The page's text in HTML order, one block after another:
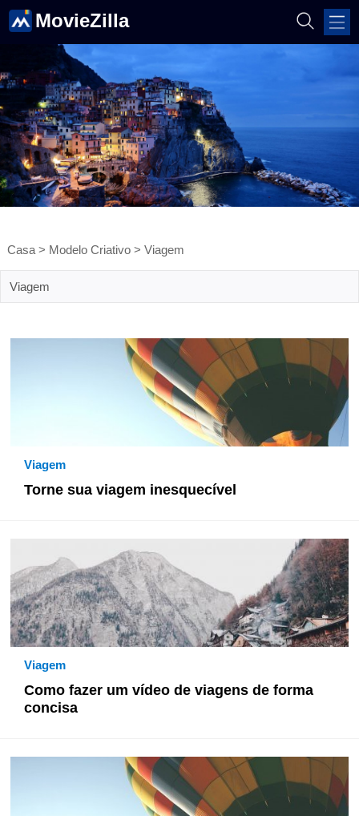
MovieZilla
Casa> Modelo Criativo> Viagem
Viagem
Viagem
Torne sua viagem inesquecível
Viagem
Como fazer um vídeo de viagens de forma
concisa